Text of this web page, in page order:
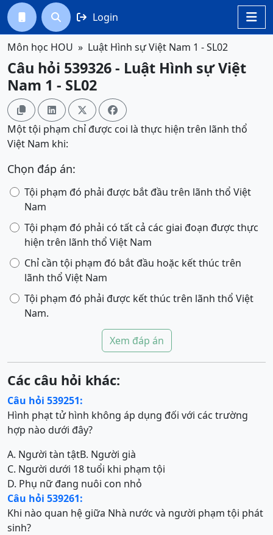

  Login
Môn học HOU Luật Hình sự Việt Nam 1 - SL02
Câu hỏi 539326 - Luật Hình sự Việt
Nam 1 - SL02
   
Một tội phạm chỉ được coi là thực hiện trên lãnh thổ
Việt Nam khi:
Chọn đáp án:
Tội phạm đó phải được bắt đầu trên lãnh thổ Việt
Nam
Tội phạm đó phải có tất cả các giai đoạn được thực
hiện trên lãnh thổ Việt Nam
Chỉ cần tội phạm đó bắt đầu hoặc kết thúc trên
lãnh thổ Việt Nam
Tội phạm đó phải được kết thúc trên lãnh thổ Việt
Nam.
Xem đáp án
Các câu hỏi khác:
Câu hỏi 539251:
Hình phạt tử hình không áp dụng đối với các trường
hợp nào dưới đây?
A. Người tàn tậtB. Người già
C. Người dưới 18 tuổi khi phạm tội
D. Phụ nữ đang nuôi con nhỏ
Câu hỏi 539261:
Khi nào quan hệ giữa Nhà nước và người phạm tội phát
sinh?